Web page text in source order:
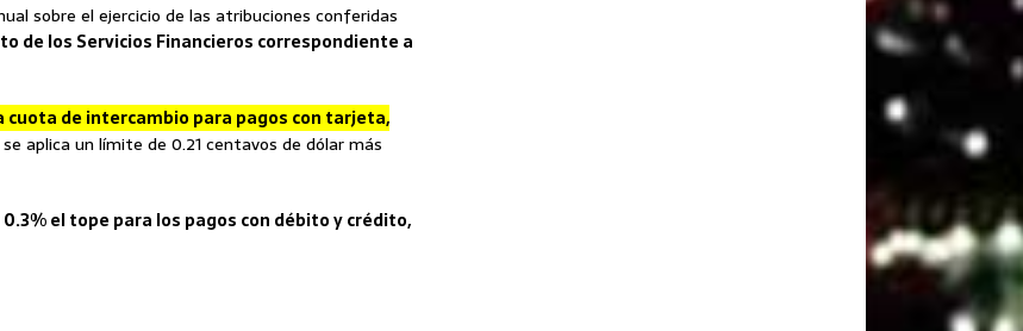
sobre el ejercicio de las atribuciones conferidas
de los Servicios Financieros correspondiente a
cuota de intercambio para pagos con tarjeta,
aplica un límite de 0.21 centavos de dólar más
0.3% el tope para los pagos con débito y crédito,